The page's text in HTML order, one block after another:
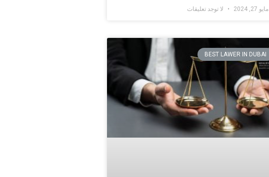
مايو 27, 2024 لا توجد تعليقات
BEST LAWER IN DUBAI